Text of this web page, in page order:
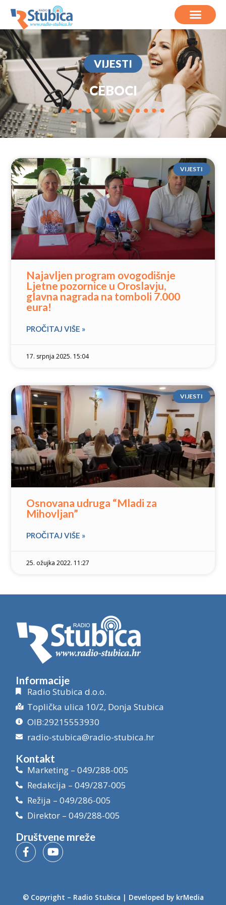
VIJESTI
CEBOCI
VIJESTI
Najavljen program ovogodišnje
Ljetne pozornice u Oroslavju,
glavna nagrada na tomboli 7.000
eura!
PROČITAJ VIŠE »
17. srpnja 2025. 15:04
VIJESTI
Osnovana udruga “Mladi za
Mihovljan”
PROČITAJ VIŠE »
25. ožujka 2022. 11:27
Informacije
Radio Stubica d.o.o.
Toplička ulica 10/2, Donja Stubica
OIB:29215553930
radio-stubica@radio-stubica.hr
Kontakt
Marketing – 049/288-005
Redakcija – 049/287-005
Režija – 049/286-005
Direktor – 049/288-005
Društvene mreže
© Copyright – Radio Stubica | Developed by krMedia